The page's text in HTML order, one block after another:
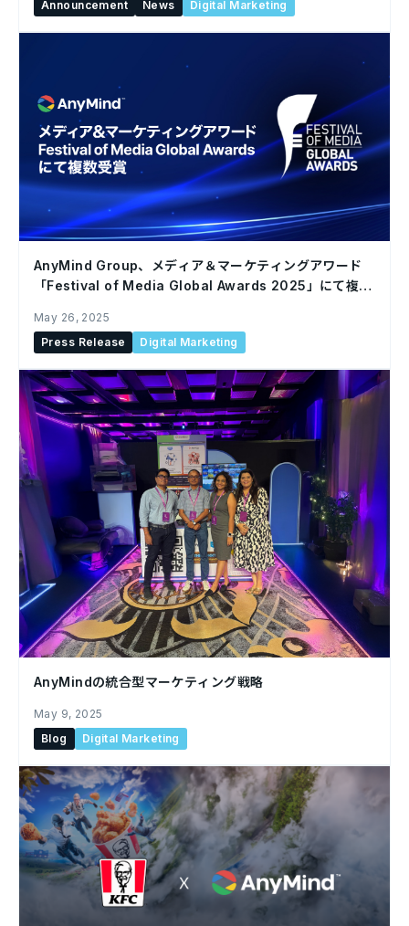
Announcement News Digital Marketing
AnyMind Group、メディア＆マーケティングアワード
「Festival of Media Global Awards 2025」にて複数
May 26, 2025
Press Release
Digital Marketing
AnyMindの統合型マーケティング戦略
May 9, 2025
Blog
Digital Marketing